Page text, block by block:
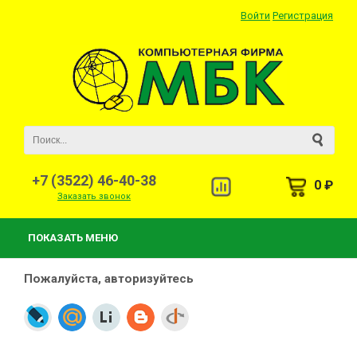
Войти Регистрация
+7 (3522) 46-40-38
Заказать звонок
0 ₽
ПОКАЗАТЬ МЕНЮ
Пожалуйста, авторизуйтесь